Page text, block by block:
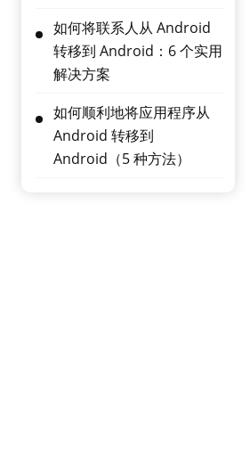
如何将联系人从 Android
转移到 Android：6 个实用
解决方案
如何顺利地将应用程序从
Android 转移到
Android（5 种方法）